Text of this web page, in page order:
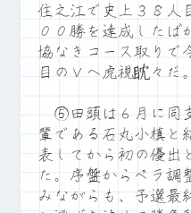
住之江で史上３８人
００勝を達成したば
協なきコース取りで
目のＶへ虎視眈々だ。
⑤田頭は６月に同
輩である石丸小槙と
表してから初の優出
た。序盤からぺラ調
みながらも、予選最